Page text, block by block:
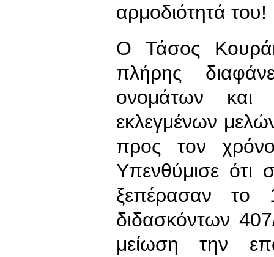
αρμοδιότητά του!
Ο Τάσος
πλήρης
ονομάτων και
εκλεγμένων
προς τον
Υπενθύμισε ότι
ξεπέρασαν το
διδασκόντων
μείωση την